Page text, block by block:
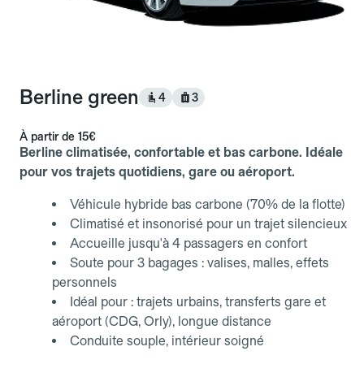
Berline green 4 3
À partir de 15€
Berline climatisée, confortable et bas carbone. Idéale
pour vos trajets quotidiens, gare ou aéroport.
Véhicule hybride bas carbone (70% de la flotte)
Climatisé et insonorisé pour un trajet silencieux
Accueille jusqu'à 4 passagers en confort
Soute pour 3 bagages : valises, malles, effets
personnels
Idéal pour : trajets urbains, transferts gare et
aéroport (CDG, Orly), longue distance
Conduite souple, intérieur soigné